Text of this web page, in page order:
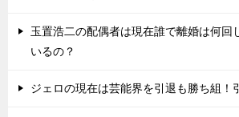
玉置浩二の配偶者は現在誰で離婚は何回
いるの？
ジェロの現在は芸能界を引退も勝ち組！